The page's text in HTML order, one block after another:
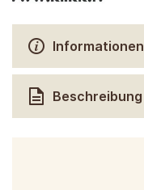
Informationen
Beschreibung